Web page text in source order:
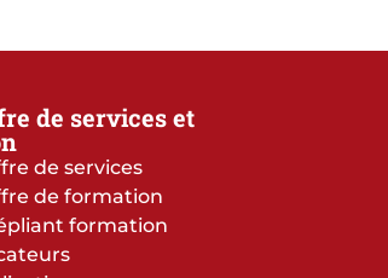
de services et
de services
de formation
formation